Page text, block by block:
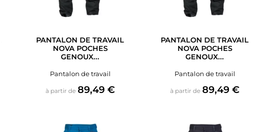
PANTALON DE TRAVAIL
NOVA POCHES
GENOUX...
Pantalon de travail
à partir de Prix
89,49 €
PANTALON DE TRAVAIL
NOVA POCHES
GENOUX...
Pantalon de travail
à partir de Prix
89,49 €